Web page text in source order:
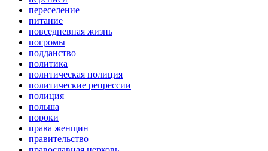
переселение
питание
повседневная жизнь
погромы
подданство
политика
политическая полиция
политические репрессии
полиция
польша
пороки
права женщин
правительство